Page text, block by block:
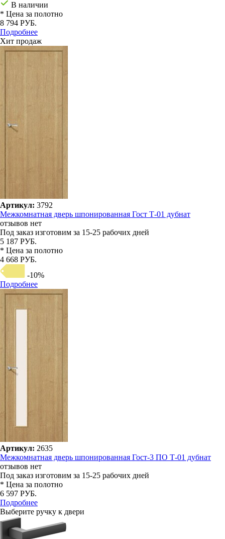
В наличии
* Цена за полотно
8 794 РУБ.
Подробнее
Хит продаж
Артикул: 3792
Межкомнатная дверь шпонированная Гост Т-01 дубнат
отзывов нет
Под заказ изготовим за 15-25 рабочих дней
5 187 РУБ.
* Цена за полотно
4 668 РУБ.
-10%
Подробнее
Артикул: 2635
Межкомнатная дверь шпонированная Гост-3 ПО Т-01 дубнат
отзывов нет
Под заказ изготовим за 15-25 рабочих дней
* Цена за полотно
6 597 РУБ.
Подробнее
Выберите ручку к двери